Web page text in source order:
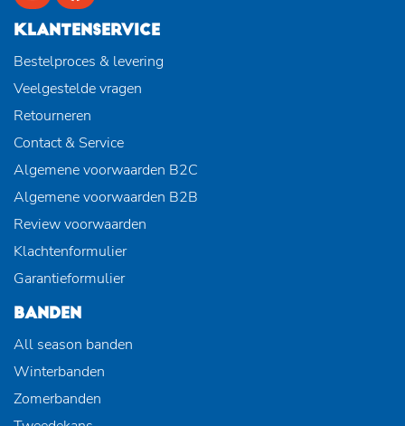
KLANTENSERVICE
Bestelproces & levering
Veelgestelde vragen
Retourneren
Contact & Service
Algemene voorwaarden B2C
Algemene voorwaarden B2B
Review voorwaarden
Klachtenformulier
Garantieformulier
BANDEN
All season banden
Winterbanden
Zomerbanden